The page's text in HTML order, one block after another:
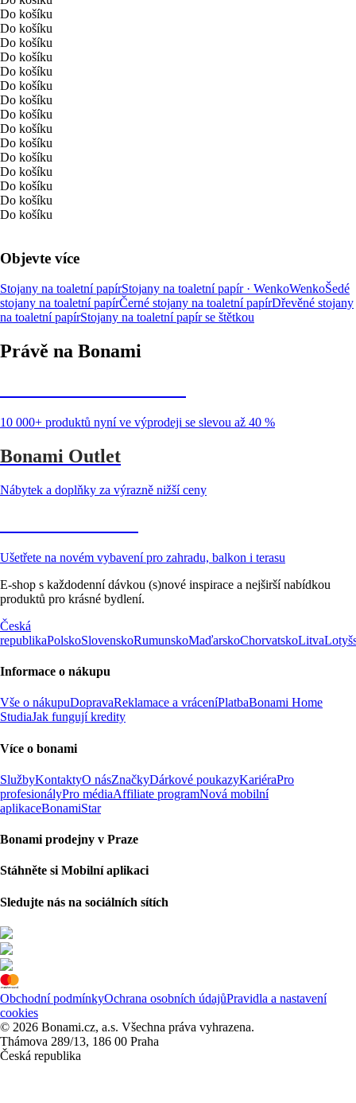
Do košíku
Do košíku
Do košíku
Do košíku
Do košíku
Do košíku
Do košíku
Do košíku
Do košíku
Do košíku
Do košíku
Do košíku
Do košíku
Do košíku
Do košíku
Objevte více
Stojany na toaletní papírStojany na toaletní papír · WenkoWenkoŠedé
stojany na toaletní papírČerné stojany na toaletní papírDřevěné stojany
na toaletní papírStojany na toaletní papír se štětkou
Právě na Bonami
10 000+ produktů nyní ve výprodeji se slevou až 40 %
Bonami Outlet
Nábytek a doplňky za výrazně nižší ceny
Ušetřete na novém vybavení pro zahradu, balkon i terasu
E-shop s každodenní dávkou (s)nové inspirace a nejširší nabídkou
produktů pro krásné bydlení.
Česká
republikaPolskoSlovenskoRumunskoMaďarskoChorvatskoLitva
Informace o nákupu
Vše o nákupuDopravaReklamace a vráceníPlatbaBonami Home
StudiaJak fungují kredity
Více o bonami
SlužbyKontaktyO násZnačkyDárkové poukazyKariéraPro
profesionályPro médiaAffiliate programNová mobilní
aplikaceBonamiStar
Bonami prodejny v Praze
Stáhněte si Mobilní aplikaci
Sledujte nás na sociálních sítích
Obchodní podmínkyOchrana osobních údajůPravidla a nastavení
cookies
© 2026 Bonami.cz, a.s. Všechna práva vyhrazena.
Thámova 289/13, 186 00 Praha
Česká republika